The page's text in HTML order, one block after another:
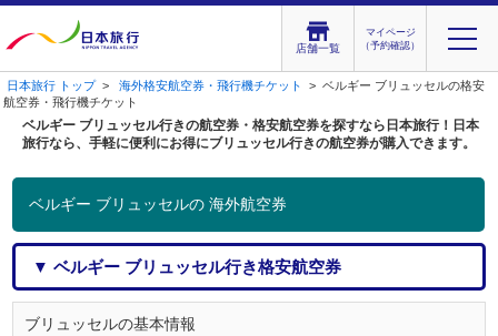
店舗一覧
マイページ
（予約確認）
日本旅行 トップ > 海外格安航空券・飛行機チケット
> ベルギー ブリュッセルの格安
航空券・飛行機チケット
ベルギー ブリュッセル行きの航空券・格安航空券を探すなら日本旅行！日本
旅行なら、手軽に便利にお得にブリュッセル行きの航空券が購入できます。
ベルギー ブリュッセルの 海外航空券
▼ ベルギー ブリュッセル行き格安航空券
ブリュッセルの基本情報